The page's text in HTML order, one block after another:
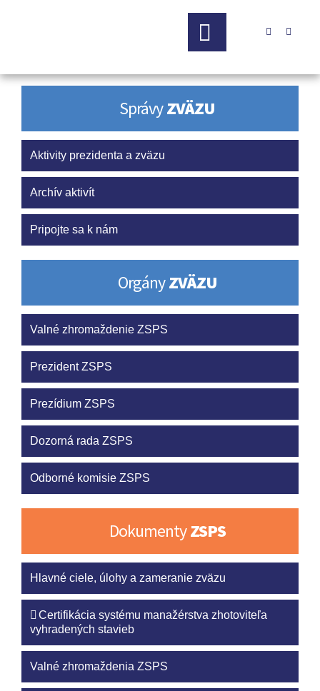
 
SprávyZVÄZU
Aktivity prezidenta a zväzu
Archív aktivít
Pripojte sa k nám
OrgányZVÄZU
Valné zhromaždenie ZSPS
Prezident ZSPS
Prezídium ZSPS
Dozorná rada ZSPS
Odborné komisie ZSPS
DokumentyZSPS
Hlavné ciele, úlohy a zameranie zväzu
Certifikácia systému manažérstva zhotoviteľa
vyhradených stavieb
Valné zhromaždenia ZSPS